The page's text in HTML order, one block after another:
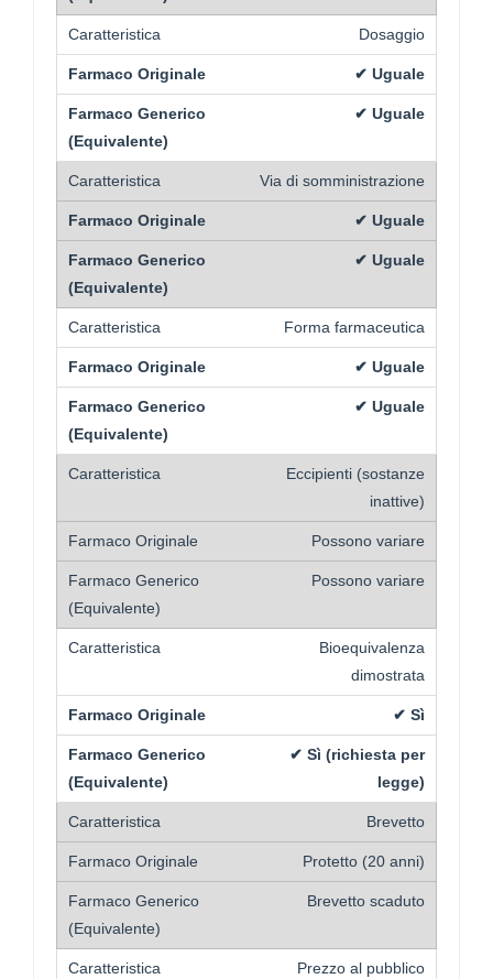
Dosaggio
✔ Uguale
✔ Uguale
Via di somministrazione
✔ Uguale
✔ Uguale
Forma farmaceutica
✔ Uguale
✔ Uguale
Eccipienti (sostanze
inattive)
Possono variare
Possono variare
Bioequivalenza
dimostrata
✔ Sì
✔ Sì (richiesta per
legge)
Brevetto
Protetto (20 anni)
Brevetto scaduto
Prezzo al pubblico